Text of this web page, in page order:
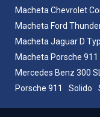
Macheta Chevrolet
Macheta Ford
Macheta Jaguar D
Macheta Porsche 911
Mercedes Benz 300
Porsche 911
Solido